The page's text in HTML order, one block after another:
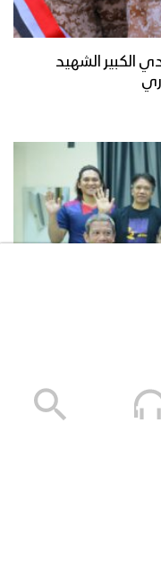
الكبير الشهيد